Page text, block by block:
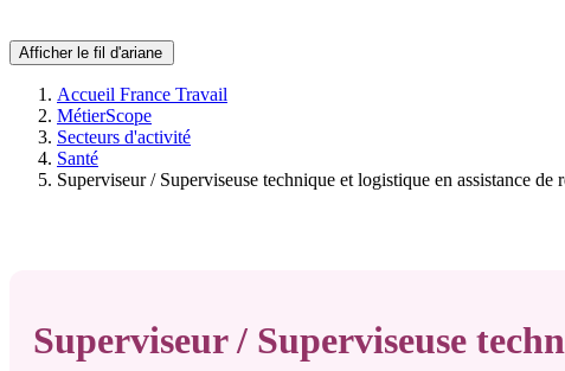
Afficher le fil d'ariane
Accueil France Travail
MétierScope
Secteurs d'activité
Santé
Superviseur / Superviseuse technique et logistique en assistance de
Superviseur / Superviseuse